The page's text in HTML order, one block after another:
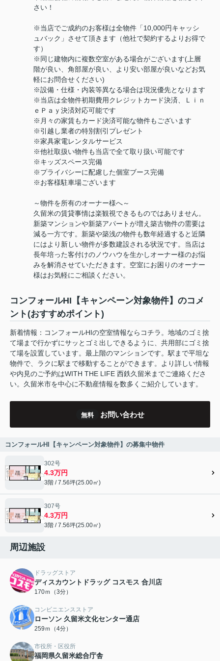
さい！
※当店でご成約のお客様は全物件「10,000円キャッシ
ュバック」させて頂きます（他社で契約するよりお得で
す）
※同じ建物内に複数空室がある場合がございます(上層
階が良い、角部屋が良い、より安い部屋が良いなどお気
軽にお問合せください)
※設備・仕様・内装等異なる場合は現況優先となります
※当店は全物件初期費用クレジットカード決済、Ｌｉｎ
ｅＰａｙ決済対応可能です
※月々の家賃もカード決済可能な物件もございます
※引越し業者の特別割引プレゼント
※家具家電レンタルサービス
※他社取扱い物件も当店で全て取り扱い可能です
※キッズスペース完備
※プライバシーに配慮した個室ブース完備
※お客様駐車場ございます
～物件を所有のオーナー様へ～
久留米の賃貸事情は楽観視できるものではありません。
新築マンションや新築アパートが増え築古物件の需要は
減る一方です。新築や築浅の物件も数年経過すると近隣
にはより新しい物件が多数建設される状況です。当店は
長年培った客付けのノウハウを生かしオーナー様のお悩
みを解消させていただきます。空室にお困りのオーナー
様はお気軽にご相談ください。
コンフォールHI【キャンペーン対象物件】のコメ
ント(おすすめポイント)
新着情報：コンフォールHIの空室情報ならコチラ。地域のゴミ捨
て場まで行かずにサッとゴミ出しできるように、共用部にゴミ捨
て場を設置しています。最上階のマンションです。駅まで平坦な
物件で、ラクに駅まで移動することができます。より詳しい情報
や内見のご予約はWITH THE LIFE 西鉄久留米までご連絡くださ
い。久留米市を中心に不動産情報を数多くご紹介しています。
無料 お問い合わせ
コンフォールHI【キャンペーン対象物件】の募集中物件
302号
4.3万円
3階 / 7.56坪(25.00㎡)
307号
4.3万円
3階 / 7.56坪(25.00㎡)
周辺施設
ドラッグストア
ディスカウントドラッグ コスモス 合川店
170ｍ（3分）
コンビニエンスストア
ローソン 久留米文化センター通店
259ｍ（4分）
市役所・区役所
福岡県久留米総合庁舎